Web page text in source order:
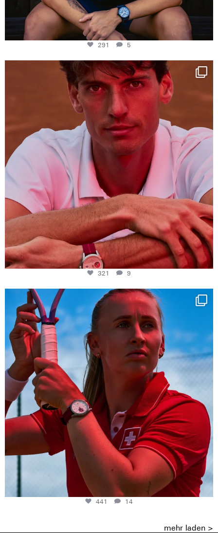
291 5
One last dance at home
This week at...
321
9
321 9
Determination, elegance and Swiss precision —
441
14
441 14
mehr laden >